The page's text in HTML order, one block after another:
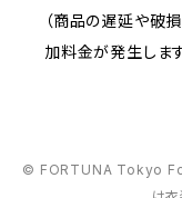
（商品の遅延や破
加料金が発生しま
© FORTUNA Tokyo For